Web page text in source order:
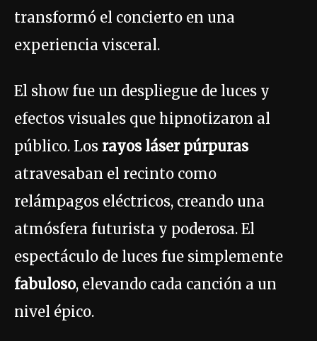
transformó el concierto en una
experiencia visceral.
El show fue un despliegue de luces y
efectos visuales que hipnotizaron al
público. Los rayos láser púrpuras
atravesaban el recinto como
relámpagos eléctricos, creando una
atmósfera futurista y poderosa. El
espectáculo de luces fue simplemente
fabuloso, elevando cada canción a un
nivel épico.